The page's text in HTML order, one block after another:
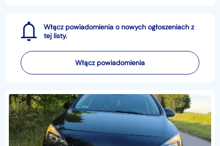
Włącz powiadomienia o nowych ogłoszeniach z
tej listy.
Włącz powiadomienia